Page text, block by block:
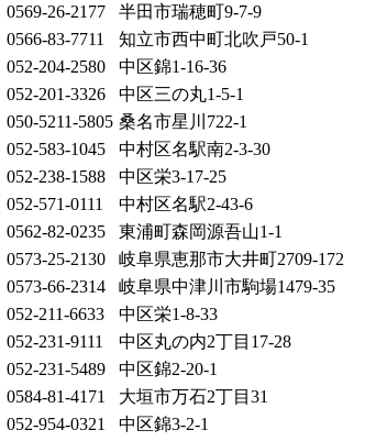
0569-26-2177
半田市瑞穂町9-7-9
0566-83-7711
知立市西中町北吹戸50-1
052-204-2580
中区錦1-16-36
052-201-3326
中区三の丸1-5-1
050-5211-5805 桑名市星川722-1
052-583-1045
中村区名駅南2-3-30
052-238-1588
中区栄3-17-25
052-571-0111
中村区名駅2-43-6
0562-82-0235
東浦町森岡源吾山1-1
0573-25-2130
岐阜県恵那市大井町2709-172
0573-66-2314
岐阜県中津川市駒場1479-35
052-211-6633
中区栄1-8-33
052-231-9111
中区丸の内2丁目17-28
052-231-5489
中区錦2-20-1
0584-81-4171
大垣市万石2丁目31
052-954-0321
中区錦3-2-1